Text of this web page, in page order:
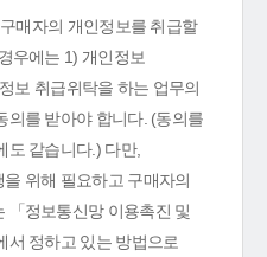
매자의 개인정보를 취급할
우에는 1) 개인정보
보 취급위탁을 하는 업무의
의를 받아야 합니다. (동의를
도 같습니다.) 다만,
위해 필요하고 구매자의
「정보통신망 이용촉진 및
서 정하고 있는 방법으로